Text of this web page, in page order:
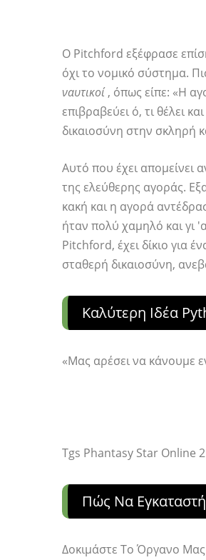
Ο Pitchford εξέφρασε
όχι το νομικό σύστημα.
ναυτικοί, όπως είπε: «Η
επιβραβεύει ό, τι θέλει
δικαιοσύνη στην σκληρή
Αυτό που έχει
της ελεύθερης αγοράς.
κακή και η αγορά
ήταν πολύ χαμηλό και γι
Pitchford, έχει δίκιο για
σταθερή δικαιοσύνη,
Καλύτερη Ιδέα
«Μας αρέσει να κάνουμε
Tgs Phantasy Star Online
Πώς Να
Δοκιμάστε Το Όργανο